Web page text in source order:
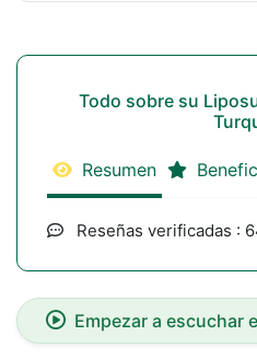
Todo sobre su
Resumen
Reseñas verificadas :
Empezar a escuchar